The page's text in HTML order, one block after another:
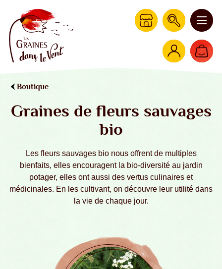
Boutique
Graines de fleurs sauvages
bio
Les fleurs sauvages bio nous offrent de multiples
bienfaits, elles encouragent la bio-diversité au jardin
potager, elles ont aussi des vertus culinaires et
médicinales. En les cultivant, on découvre leur utilité dans
la vie de chaque jour.